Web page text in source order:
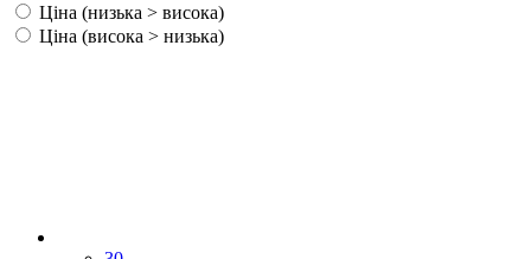
Ціна (низька > висока)
Ціна (висока > низька)